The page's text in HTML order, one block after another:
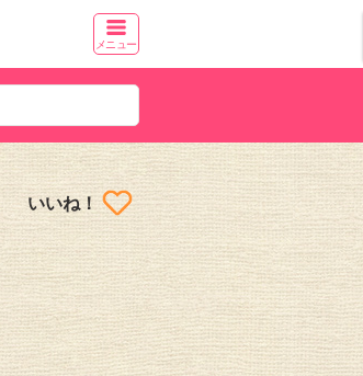
メニュー
いいね！